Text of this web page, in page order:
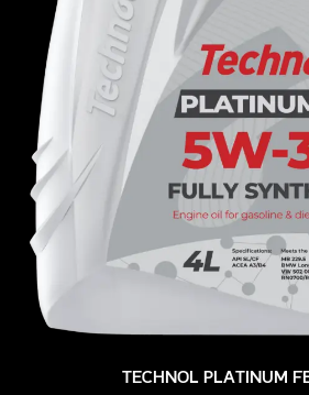
TECHNOL PLATINUM